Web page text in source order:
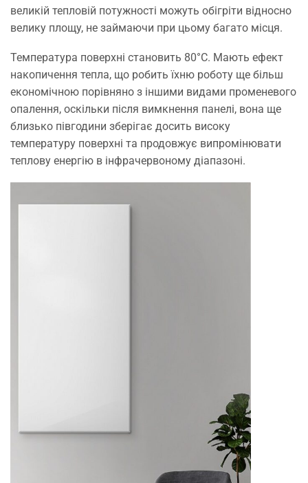
великій тепловій потужності можуть обігріти відносно
велику площу, не займаючи при цьому багато місця.
Температура поверхні становить 80°С. Мають ефект
накопичення тепла, що робить їхню роботу ще більш
економічною порівняно з іншими видами променевого
опалення, оскільки після вимкнення панелі, вона ще
близько півгодини зберігає досить високу
температуру поверхні та продовжує випромінювати
теплову енергію в інфрачервоному діапазоні.